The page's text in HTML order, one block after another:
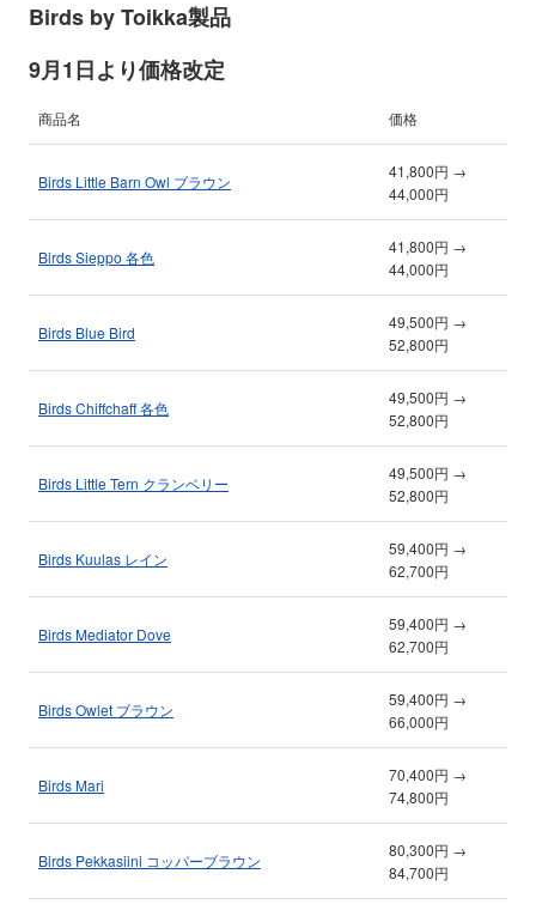
Birds by Toikka製品
9月1日より価格改定
商品名 価格
Birds Little Barn Owl ブラウン
41,800円 →
44,000円
Birds Sieppo 各色
41,800円 →
44,000円
Birds Blue Bird
49,500円 →
52,800円
Birds Chiffchaff 各色
49,500円 →
52,800円
Birds Little Tern クランベリー
49,500円 →
52,800円
Birds Kuulas レイン
59,400円 →
62,700円
Birds Mediator Dove
59,400円 →
62,700円
Birds Owlet ブラウン
59,400円 →
66,000円
Birds Mari
70,400円 →
74,800円
Birds Pekkasiini コッパーブラウン
80,300円 →
84,700円